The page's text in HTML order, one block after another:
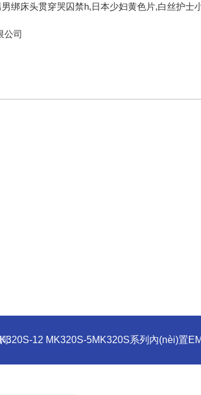
绑床头贯穿哭囚禁h,日本少妇黄色片,白丝护士
: 12 MK320S-5MK320S系列內(nèi)置